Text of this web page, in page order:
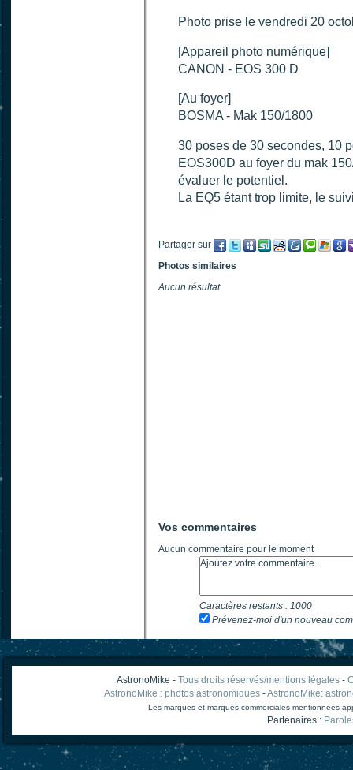
Photo prise le vendredi 20
[Appareil photo numérique]
CANON - EOS 300 D
[Au foyer]
BOSMA - Mak 150/1800
30 poses de 30 secondes, 10
EOS300D au foyer du mak
évaluer le potentiel.
La EQ5 étant trop limite, le
Partager sur
Photos similaires
Aucun résultat
Vos commentaires
Aucun commentaire pour le moment
Caractères restants : 1000
Prévenez-moi d'un nouveau
AstronoMike - Tous droits réservés/mentions légales-
AstronoMike : photos astronomiques -AstronoMike:
Les marques et marques commerciales mentionnées
Partenaires :